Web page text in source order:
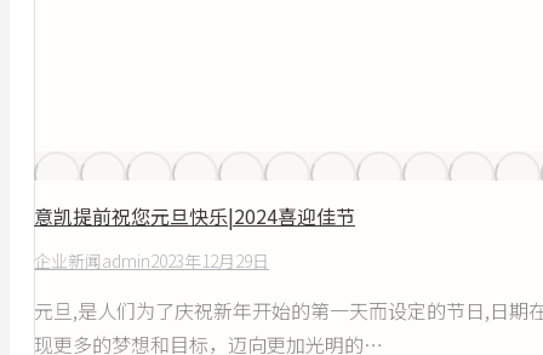
意凯提前祝您元旦快乐|2024喜迎佳节
企业新闻admin2023年12月29日
元旦,是人们为了庆祝新年开始的第一天而设定的节日,日
现更多的梦想和目标，迈向更加光明的…